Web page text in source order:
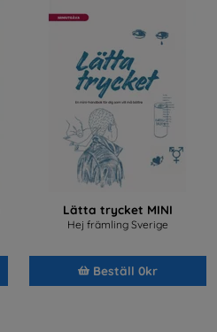
Lätta trycket MINI
Hej främling Sverige
Beställ 0kr